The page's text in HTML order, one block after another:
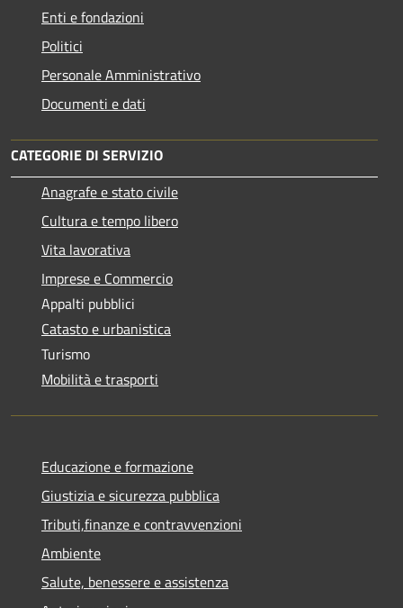
Enti e fondazioni
Politici
Personale Amministrativo
Documenti e dati
CATEGORIE DI SERVIZIO
Anagrafe e stato civile
Cultura e tempo libero
Vita lavorativa
Imprese e Commercio
Appalti pubblici
Catasto e urbanistica
Turismo
Mobilità e trasporti
Educazione e formazione
Giustizia e sicurezza pubblica
Tributi,finanze e contravvenzioni
Ambiente
Salute, benessere e assistenza